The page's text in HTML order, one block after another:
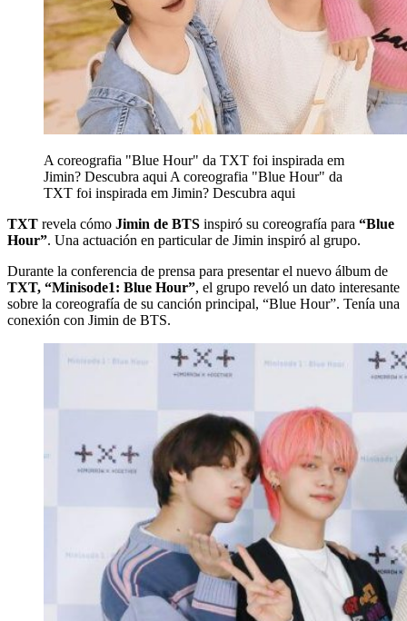
A coreografia "Blue Hour" da TXT foi inspirada em
Jimin? Descubra aqui A coreografia "Blue Hour" da
TXT foi inspirada em Jimin? Descubra aqui
TXT revela cómo Jimin de BTS inspiró su coreografía para “Blue
Hour”. Una actuación en particular de Jimin inspiró al grupo.
Durante la conferencia de prensa para presentar el nuevo álbum de
TXT, “Minisode1: Blue Hour”, el grupo reveló un dato interesante
sobre la coreografía de su canción principal, “Blue Hour”. Tenía una
conexión con Jimin de BTS.